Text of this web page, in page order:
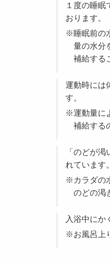
１度の睡眠
おります。
※睡眠前の
量の水分
補給する
運動時には
す。
※運動量に
補給する
「のどが
れています。
※カラダの
のどの渇
入浴中にか
※お風呂上